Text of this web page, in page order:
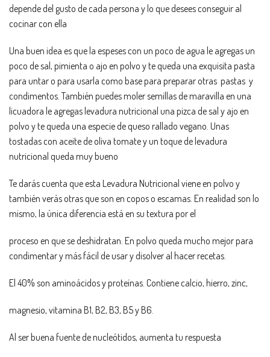
depende del gusto de cada persona y lo que desees conseguir al
cocinar con ella
Una buen idea es que la espeses con un poco de agua le agregas un
poco de sal, pimienta o ajo en polvo y te queda una exquisita pasta
para untar o para usarla como base para preparar otras pastas y
condimentos. También puedes moler semillas de maravilla en una
licuadora le agregas levadura nutricional una pizca de sal y ajo en
polvo y te queda una especie de queso rallado vegano. Unas
tostadas con aceite de oliva tomate y un toque de levadura
nutricional queda muy bueno
Te darás cuenta que esta Levadura Nutricional viene en polvo y
también verás otras que son en copos o escamas. En realidad son lo
mismo, la única diferencia está en su textura por el
proceso en que se deshidratan. En polvo queda mucho mejor para
condimentar y más fácil de usar y disolver al hacer recetas.
El 40% son aminoácidos y proteínas. Contiene calcio, hierro, zinc,
magnesio, vitamina B1, B2, B3, B5 y B6.
Al ser buena fuente de nucleótidos, aumenta tu respuesta